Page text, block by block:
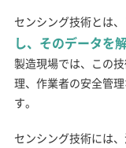
センシング技術とは、
し、そのデータを
製造現場では、この
理、作業者の安全管
す。
センシング技術には